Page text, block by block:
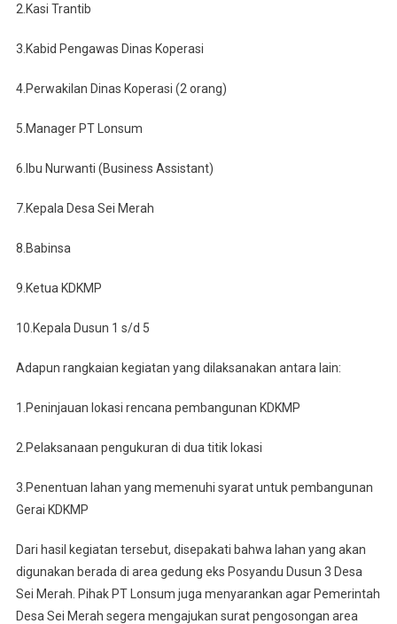
2.Kasi Trantib
3.Kabid Pengawas Dinas Koperasi
4.Perwakilan Dinas Koperasi (2 orang)
5.Manager PT Lonsum
6.Ibu Nurwanti (Business Assistant)
7.Kepala Desa Sei Merah
8.Babinsa
9.Ketua KDKMP
10.Kepala Dusun 1 s/d 5
Adapun rangkaian kegiatan yang dilaksanakan antara lain:
1.Peninjauan lokasi rencana pembangunan KDKMP
2.Pelaksanaan pengukuran di dua titik lokasi
3.Penentuan lahan yang memenuhi syarat untuk pembangunan
Gerai KDKMP
Dari hasil kegiatan tersebut, disepakati bahwa lahan yang akan
digunakan berada di area gedung eks Posyandu Dusun 3 Desa
Sei Merah. Pihak PT Lonsum juga menyarankan agar Pemerintah
Desa Sei Merah segera mengajukan surat pengosongan area